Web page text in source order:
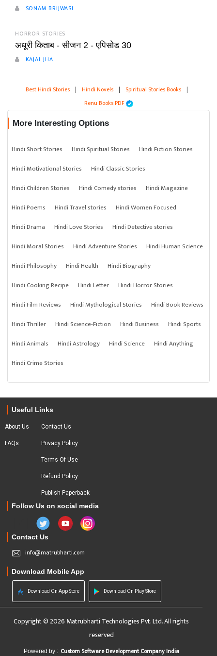
SONAM BRIJWASI
HORROR STORIES
अधूरी किताब - सीजन 2 - एपिसोड 30
KAJAL JHA
Best Hindi Stories | Hindi Novels | Spiritual Stories Books |
Renu Books PDF
More Interesting Options
Hindi Short Stories Hindi Spiritual Stories
Hindi Fiction Stories
Hindi Motivational Stories
Hindi Classic Stories
Hindi Children Stories
Hindi Comedy stories
Hindi Magazine
Hindi Poems
Hindi Travel stories
Hindi Women Focused
Hindi Drama
Hindi Love Stories
Hindi Detective stories
Hindi Moral Stories
Hindi Adventure Stories
Hindi Human Science
Hindi Philosophy
Hindi Health
Hindi Biography
Hindi Cooking Recipe
Hindi Letter
Hindi Horror Stories
Hindi Film Reviews
Hindi Mythological Stories
Hindi Book Reviews
Hindi Thriller
Hindi Science-Fiction Hindi Business
Hindi Sports
Hindi Animals
Hindi Astrology Hindi Science
Hindi Anything
Hindi Crime Stories
Useful Links
About Us
FAQs
Contact Us
Privacy Policy
Terms Of Use
Refund Policy
Publish Paperback
Follow Us on social media
Contact Us
info@matrubharti.com
Download Mobile App
Download On App Store Download On Play Store
Copyright © 2026 Matrubharti Technologies Pvt. Ltd. All rights
reserved
Powered by : Custom Software Development Company India